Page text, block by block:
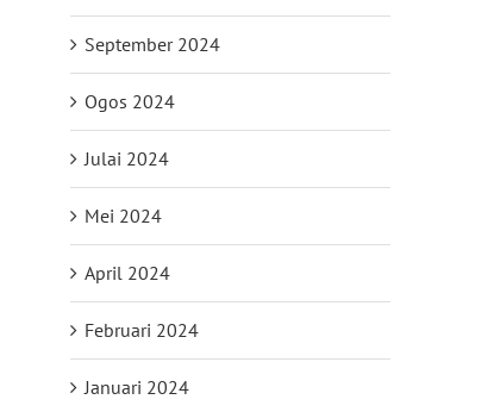
September 2024
Ogos 2024
Julai 2024
Mei 2024
April 2024
Februari 2024
Januari 2024